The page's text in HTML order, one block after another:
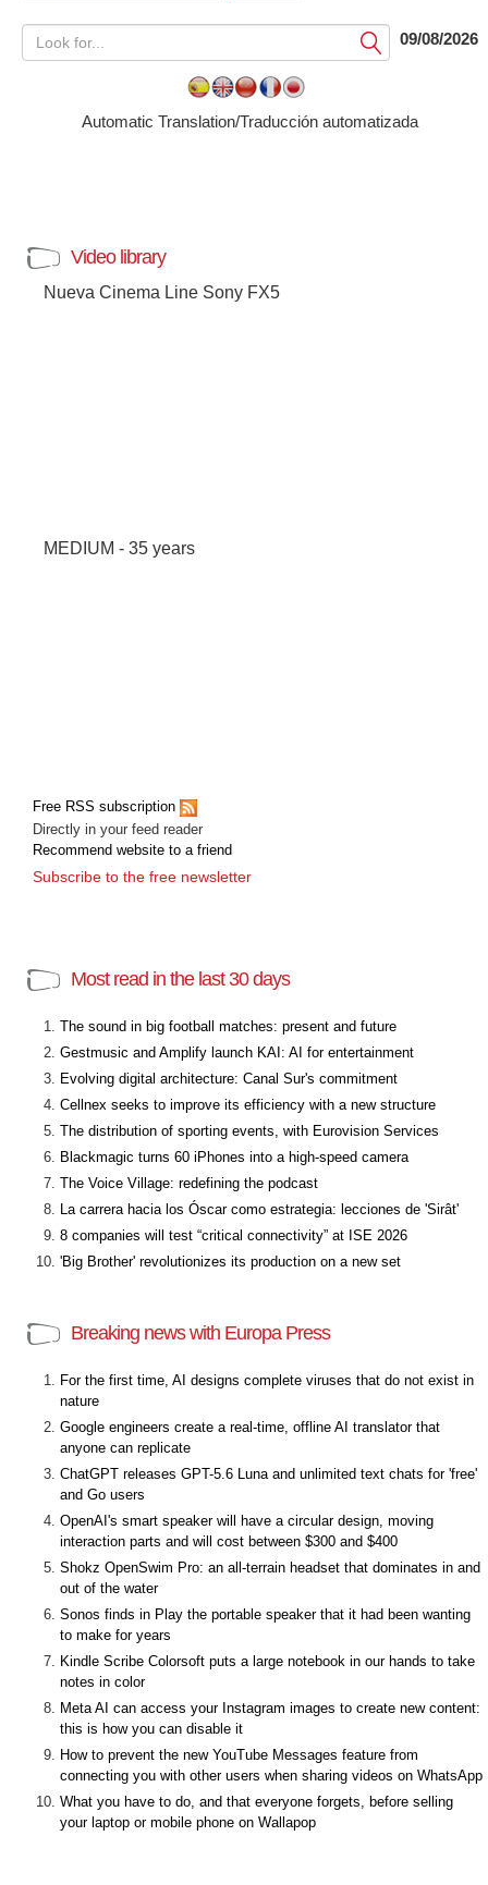
Submit09/08/2026
Automatic Translation/Traducción automatizada
Video library
Nueva Cinema Line Sony FX5
MEDIUM - 35 years
Free RSS subscription
Directly in your feed reader
Recommend website to a friend
Subscribe to the free newsletter
Most read in the last 30 days
The sound in big football matches: present and future
Gestmusic and Amplify launch KAI: AI for entertainment
Evolving digital architecture: Canal Sur's commitment
Cellnex seeks to improve its efficiency with a new structure
The distribution of sporting events, with Eurovision Services
Blackmagic turns 60 iPhones into a high-speed camera
The Voice Village: redefining the podcast
La carrera hacia los Óscar como estrategia: lecciones de 'Sirât'
8 companies will test “critical connectivity” at ISE 2026
'Big Brother' revolutionizes its production on a new set
Breaking news with Europa Press
For the first time, AI designs complete viruses that do not exist in
nature
Google engineers create a real-time, offline AI translator that
anyone can replicate
ChatGPT releases GPT-5.6 Luna and unlimited text chats for 'free'
and Go users
OpenAI's smart speaker will have a circular design, moving
interaction parts and will cost between $300 and $400
Shokz OpenSwim Pro: an all-terrain headset that dominates in and
out of the water
Sonos finds in Play the portable speaker that it had been wanting
to make for years
Kindle Scribe Colorsoft puts a large notebook in our hands to take
notes in color
Meta AI can access your Instagram images to create new content:
this is how you can disable it
How to prevent the new YouTube Messages feature from
connecting you with other users when sharing videos on WhatsApp
What you have to do, and that everyone forgets, before selling
your laptop or mobile phone on Wallapop